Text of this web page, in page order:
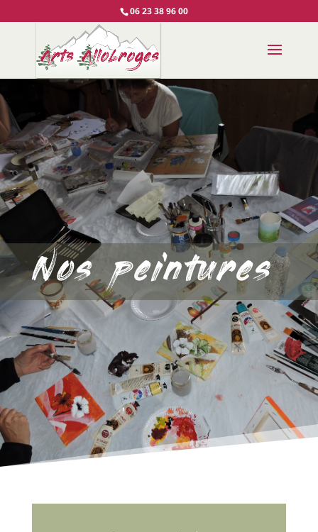
06 23 38 96 00
Nos peintures